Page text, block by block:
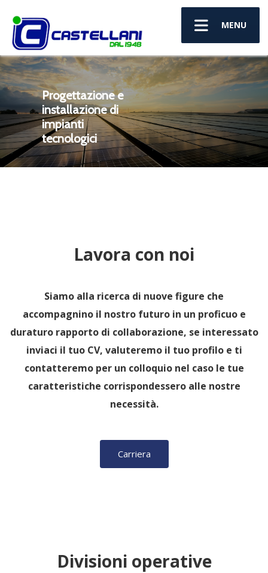
MENU
Progettazione e
installazione di
impianti
tecnologici
Lavora con noi
Siamo alla ricerca di nuove figure che
accompagnino il nostro futuro in un proficuo e
duraturo rapporto di collaborazione, se interessato
inviaci il tuo CV, valuteremo il tuo profilo e ti
contatteremo per un colloquio nel caso le tue
caratteristiche corrispondessero alle nostre
necessità.
Carriera
Divisioni operative